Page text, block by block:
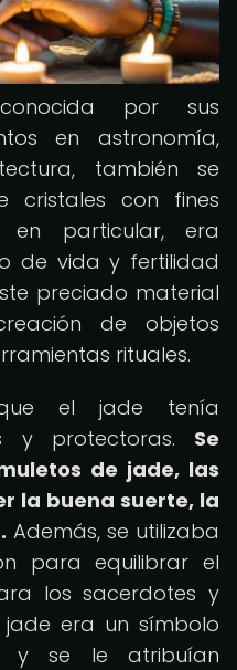
por sus
en astronomía,
también se
cristales con fines
en particular, era
de vida y fertilidad
preciado material
de objetos
rituales.
el jade tenía
y protectoras. Se
de jade, las
la buena suerte, la
Además, se utilizaba
para equilibrar el
los sacerdotes y
era un símbolo
y se le atribuían